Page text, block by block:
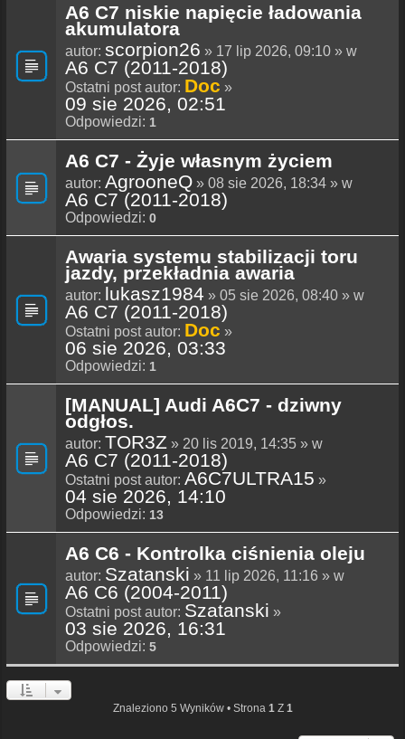
A6 C7 niskie napięcie ładowania
akumulatora
autor: scorpion26 » 17 lip 2026, 09:10 » w
A6 C7 (2011-2018)
Ostatni post autor: Doc »
09 sie 2026, 02:51
Odpowiedzi: 1
A6 C7 - Żyje własnym życiem
autor: AgrooneQ » 08 sie 2026, 18:34 » w
A6 C7 (2011-2018)
Odpowiedzi: 0
Awaria systemu stabilizacji toru
jazdy, przekładnia awaria
autor: lukasz1984 » 05 sie 2026, 08:40 » w
A6 C7 (2011-2018)
Ostatni post autor: Doc »
06 sie 2026, 03:33
Odpowiedzi: 1
[MANUAL] Audi A6C7 - dziwny
odgłos.
autor: TOR3Z » 20 lis 2019, 14:35 » w
A6 C7 (2011-2018)
Ostatni post autor: A6C7ULTRA15 »
04 sie 2026, 14:10
Odpowiedzi: 13
A6 C6 - Kontrolka ciśnienia oleju
autor: Szatanski » 11 lip 2026, 11:16 » w
A6 C6 (2004-2011)
Ostatni post autor: Szatanski »
03 sie 2026, 16:31
Odpowiedzi: 5
Znaleziono 5 Wyników • Strona 1 Z 1